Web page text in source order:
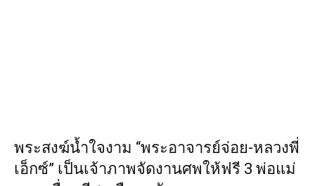
พระสงฆ์น้ำใจงาม “พระอาจารย์จ่อย-หลวงพี่
เอ็กซ์” เป็นเจ้าภาพจัดงานศพให้ฟรี 3 พ่อแม่